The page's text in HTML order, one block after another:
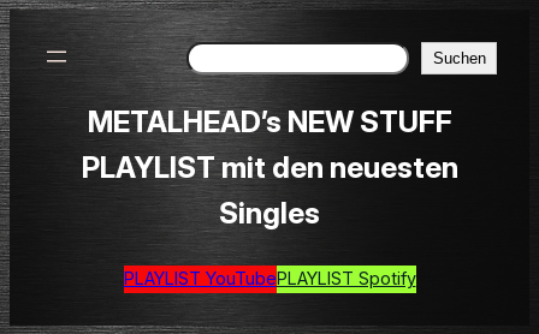
Suchen Suchen
METALHEAD’s NEW STUFF
PLAYLIST mit den neuesten
Singles
PLAYLIST YouTubePLAYLIST Spotify